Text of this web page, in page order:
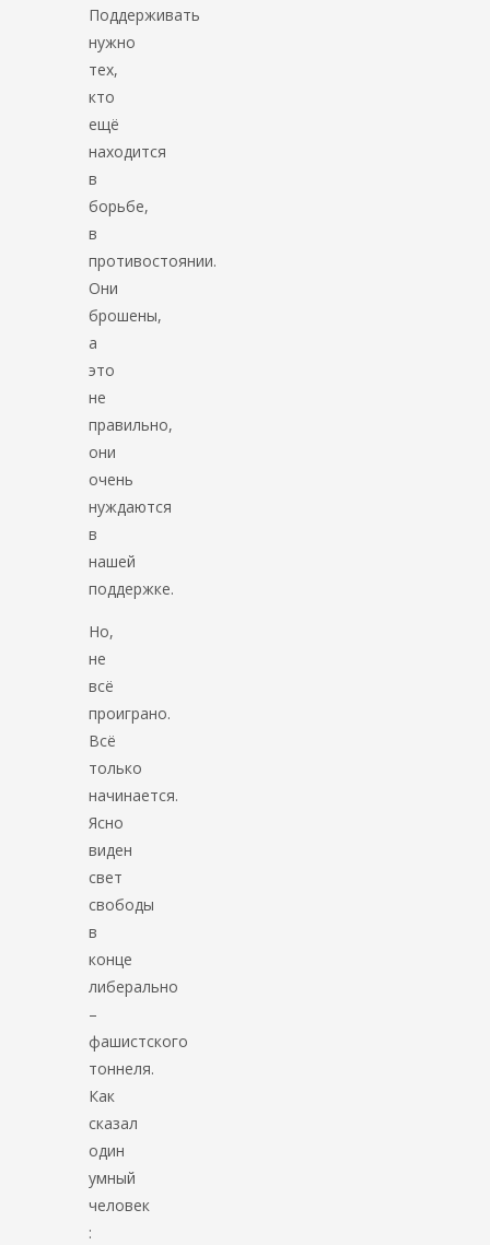
Поддерживать
нужно
тех,
кто
ещё
находится
в
борьбе,
в
противостоянии.
Они
брошены,
а
это
не
правильно,
они
очень
нуждаются
в
нашей
поддержке.
Но,
не
всё
проиграно.
Всё
только
начинается.
Ясно
виден
свет
свободы
в
конце
либерально
–
фашистского
тоннеля.
Как
сказал
один
умный
человек
: